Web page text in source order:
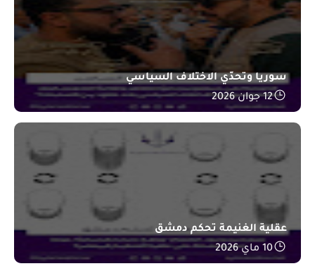
سوريا وتحدّي الاختلاف السياسي
12 جوان 2026
عقلية الغنيمة تحكم دمشق
10 ماي 2026